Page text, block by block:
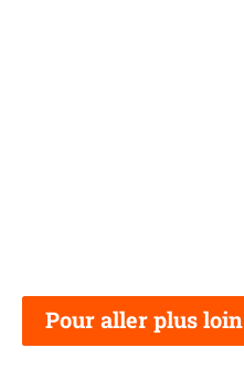
Pour aller plus loin